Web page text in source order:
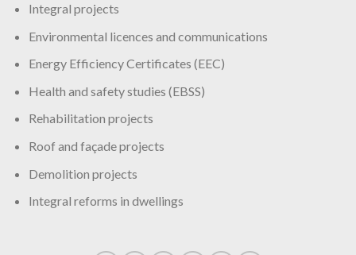
Integral projects
Environmental licences and communications
Energy Efficiency Certificates (EEC)
Health and safety studies (EBSS)
Rehabilitation projects
Roof and façade projects
Demolition projects
Integral reforms in dwellings